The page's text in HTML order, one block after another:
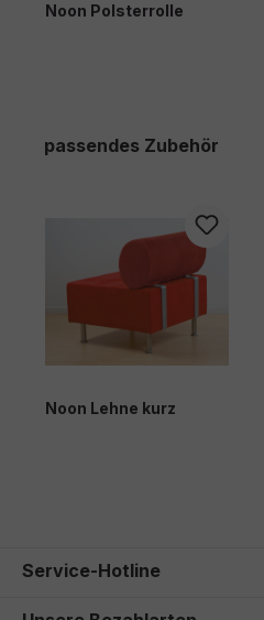
Noon Polsterrolle
Produktgalerie überspringen
passendes Zubehör
Noon Lehne kurz
Service-Hotline